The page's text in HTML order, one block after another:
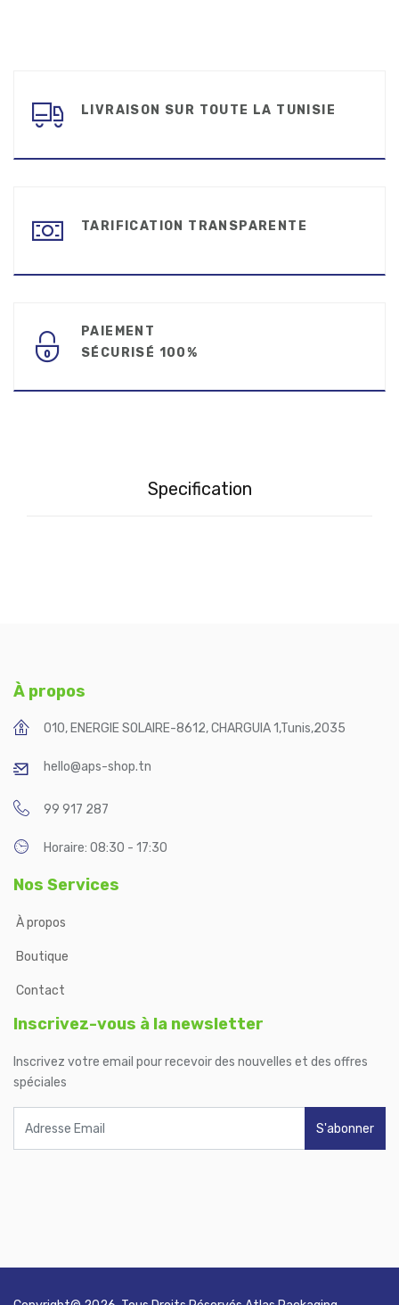
LIVRAISON SUR TOUTE LA TUNISIE
TARIFICATION TRANSPARENTE
PAIEMENT
SÉCURISÉ 100%
Specification
À propos
010, ENERGIE SOLAIRE-8612, CHARGUIA 1,Tunis,2035
hello@aps-shop.tn
99 917 287
Horaire: 08:30 - 17:30
Nos Services
À propos
Boutique
Contact
Inscrivez-vous à la newsletter
Inscrivez votre email pour recevoir des nouvelles et des offres
spéciales
S'abonner